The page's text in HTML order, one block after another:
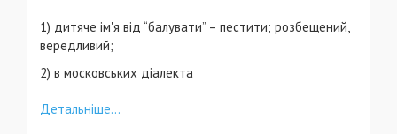
1) дитяче ім'я від “балувати” – пестити; розбещений,
вередливий;
2) в московських діалекта
Детальніше...